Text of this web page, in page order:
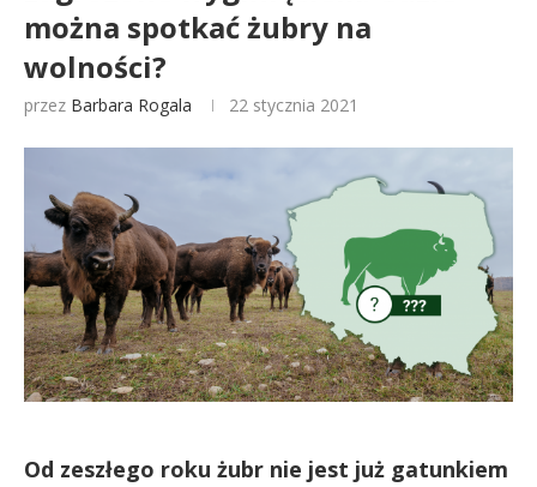
można spotkać żubry na
wolności?
przez Barbara Rogala 22 stycznia 2021
Od zeszłego roku żubr nie jest już gatunkiem